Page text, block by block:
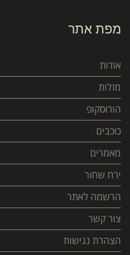
מפת אתר
אודות
מזלות
הורוסקופ
כוכבים
מאמרים
ירח שחור
הרשמה לאתר
צור קשר
הצהרת נגישות